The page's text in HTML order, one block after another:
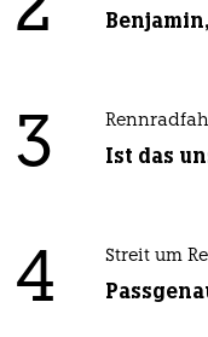
3 Ist das
4 Streit um